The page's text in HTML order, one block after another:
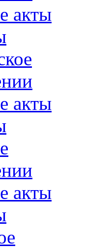
акты
акты
акты